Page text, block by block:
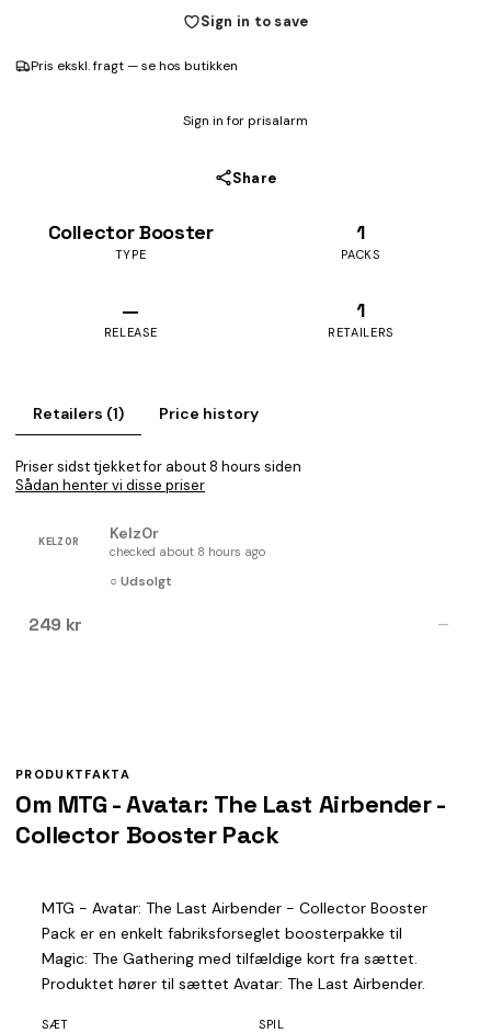
Sign in to save
Pris ekskl. fragt — se hos butikken
Sign in for prisalarm
Share
Collector Booster
TYPE
1
PACKS
—
RELEASE
1
RETAILERS
Retailers (1) Price history
Priser sidst tjekket for about 8 hours siden
Sådan henter vi disse priser
KELZ0R Kelz0r
checked about 8 hours ago
○ Udsolgt
249 kr —
PRODUKTFAKTA
Om MTG - Avatar: The Last Airbender -
Collector Booster Pack
MTG - Avatar: The Last Airbender - Collector Booster
Pack er en enkelt fabriksforseglet boosterpakke til
Magic: The Gathering med tilfældige kort fra sættet.
Produktet hører til sættet Avatar: The Last Airbender.
SÆT SPIL